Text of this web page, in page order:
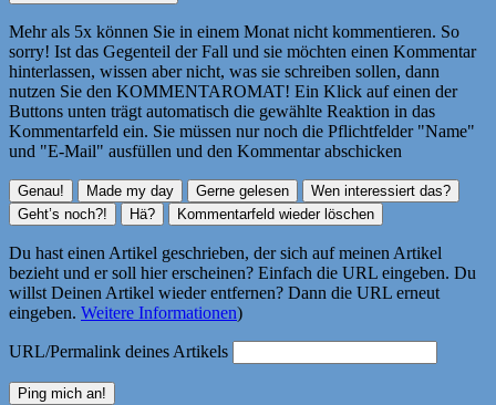
Mehr als 5x können Sie in einem Monat nicht kommentieren. So
sorry! Ist das Gegenteil der Fall und sie möchten einen Kommentar
hinterlassen, wissen aber nicht, was sie schreiben sollen, dann
nutzen Sie den KOMMENTAROMAT! Ein Klick auf einen der
Buttons unten trägt automatisch die gewählte Reaktion in das
Kommentarfeld ein. Sie müssen nur noch die Pflichtfelder "Name"
und "E-Mail" ausfüllen und den Kommentar abschicken
Du hast einen Artikel geschrieben, der sich auf meinen Artikel
bezieht und er soll hier erscheinen? Einfach die URL eingeben. Du
willst Deinen Artikel wieder entfernen? Dann die URL erneut
eingeben. Weitere Informationen)
URL/Permalink deines Artikels